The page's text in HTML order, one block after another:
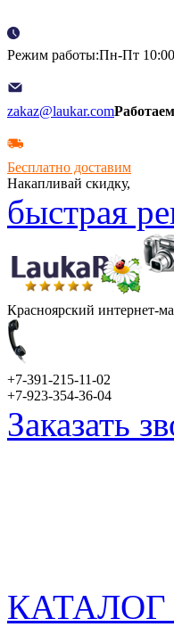
Режим работы:Пн-Пт
zakaz@laukar.com
Бесплатно доставим
Накапливай скидку,
быстрая
Красноярский интернет-
+7-391-215-11-02
+7-923-354-36-04
Заказать